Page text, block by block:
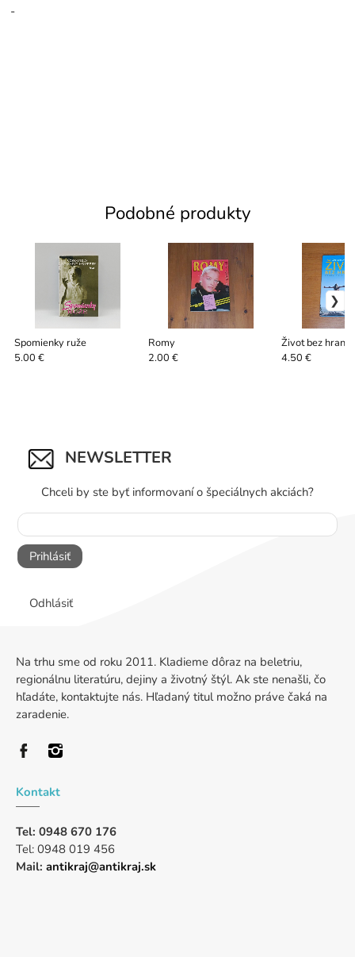
-
Podobné produkty
Spomienky ruže
5.00 €
Romy
2.00 €
Život bez hranic
4.50 €
NEWSLETTER
Chceli by ste byť informovaní o špeciálnych akciách?
Prihlásiť
Odhlásiť
Na trhu sme od roku 2011. Kladieme dôraz na beletriu,
regionálnu literatúru, dejiny a životný štýl. Ak ste nenašli, čo
hľadáte, kontaktujte nás. Hľadaný titul možno práve čaká na
zaradenie.
Kontakt
Tel: 0948 670 176
Tel: 0948 019 456
Mail: antikraj@antikraj.sk